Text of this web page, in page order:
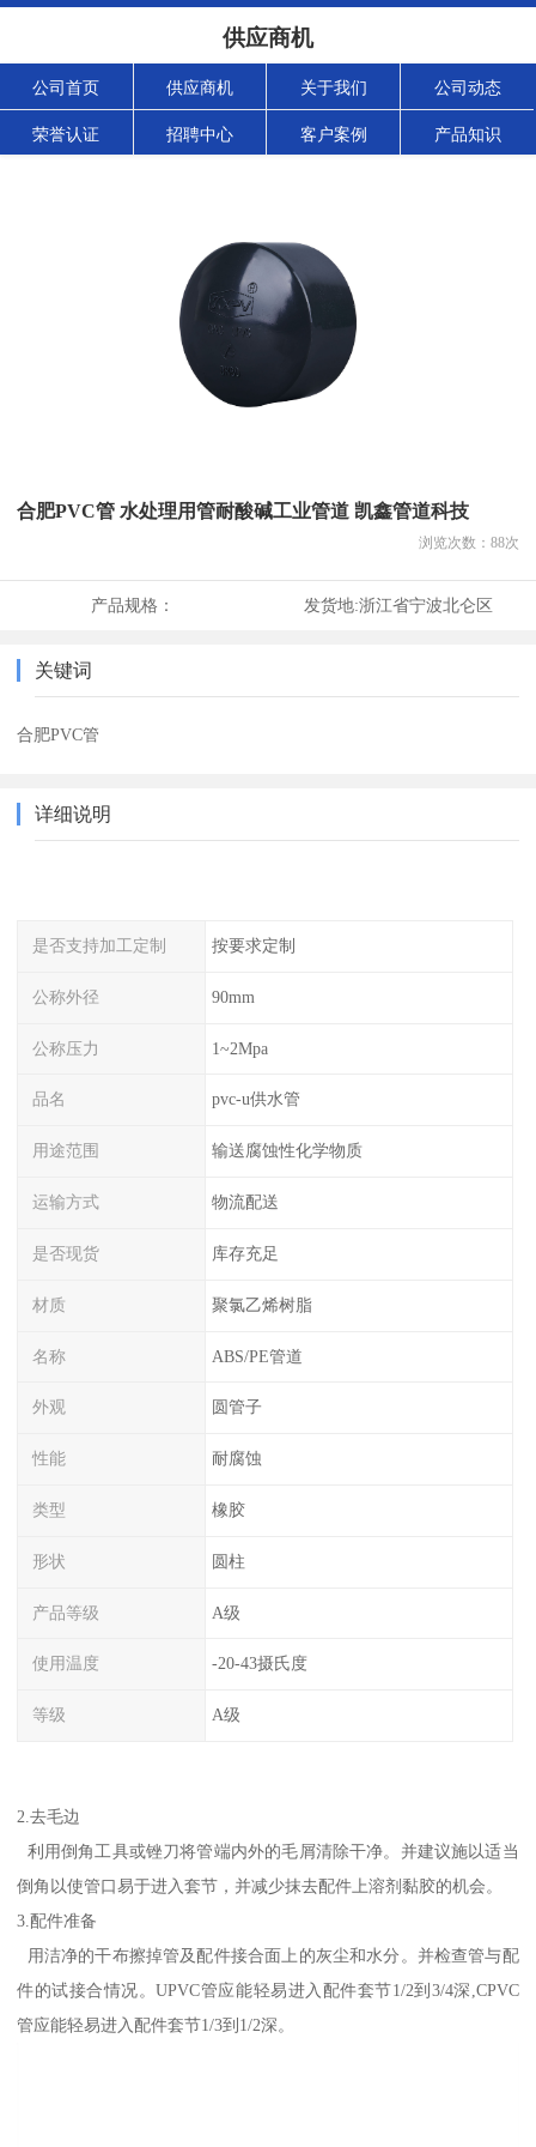
供应商机
公司首页 供应商机 关于我们 公司动态
荣誉认证 招聘中心 客户案例 产品知识
合肥PVC管 水处理用管耐酸碱工业管道 凯鑫管道科技
浏览次数： 88次
产品规格： 发货地:浙江省宁波北仑区
关键词
合肥PVC管
详细说明
是否支持加工定制 按要求定制
公称外径 90mm
公称压力 1~2Mpa
品名 pvc-u供水管
用途范围 输送腐蚀性化学物质
运输方式 物流配送
是否现货 库存充足
材质 聚氯乙烯树脂
名称 ABS/PE管道
外观 圆管子
性能 耐腐蚀
类型 橡胶
形状 圆柱
产品等级 A级
使用温度 -20-43摄氏度
等级 A级
2.去毛边
利用倒角工具或锉刀将管端内外的毛屑清除干净。并建议施以适当
倒角以使管口易于进入套节，并减少抹去配件上溶剂黏胶的机会。
3.配件准备
用洁净的干布擦掉管及配件接合面上的灰尘和水分。并检查管与配
件的试接合情况。UPVC管应能轻易进入配件套节1/2到3/4深,CPVC
管应能轻易进入配件套节1/3到1/2深。